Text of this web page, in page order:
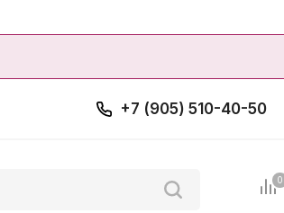
+7 (905) 510-40-50
0